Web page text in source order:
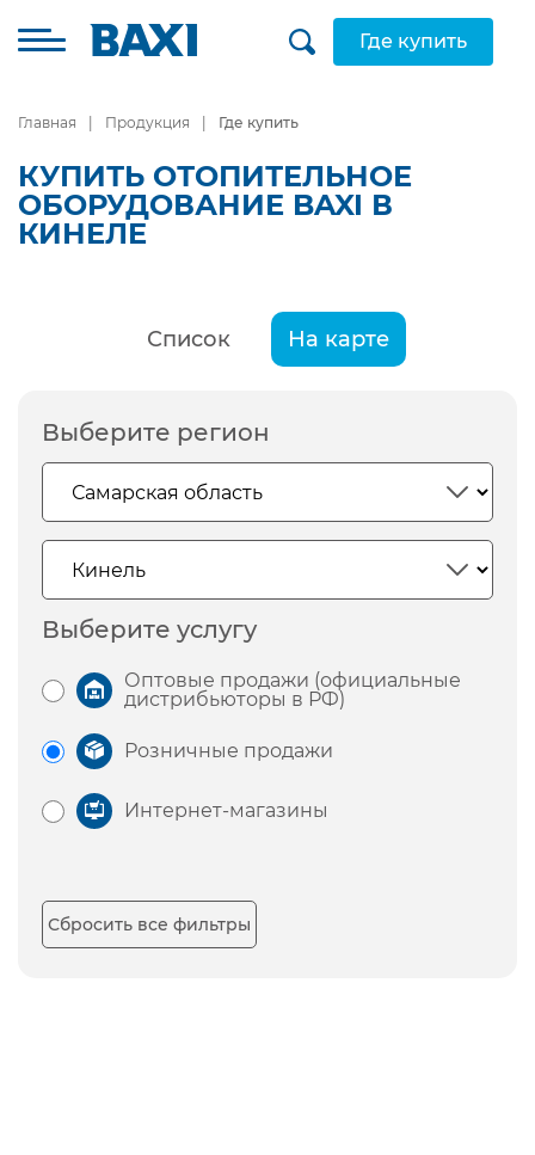
Где купить
Главная Продукция Где купить
КУПИТЬ ОТОПИТЕЛЬНОЕ
ОБОРУДОВАНИЕ BAXI В
КИНЕЛЕ
Список На карте
Выберите регион
Выберите услугу
Оптовые продажи (официальные
дистрибьюторы в РФ)
Розничные продажи
Интернет-магазины
Сбросить все фильтры